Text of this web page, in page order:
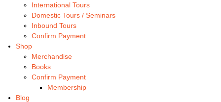
International Tours
Domestic Tours / Seminars
Inbound Tours
Confirm Payment
Shop
Merchandise
Books
Confirm Payment
Membership
Blog